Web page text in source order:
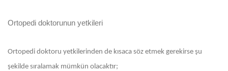
Ortopedi doktorunun yetkileri
Ortopedi doktoru yetkilerinden de kısaca söz etmek gerekirse şu
şekilde sıralamak mümkün olacaktır;